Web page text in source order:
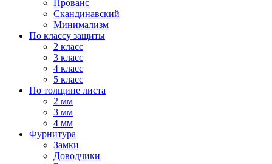
Прованс
Скандинавский
Минимализм
По классу защиты
2 класс
3 класс
4 класс
5 класс
По толщине листа
2 мм
3 мм
4 мм
Фурнитура
Замки
Доводчики